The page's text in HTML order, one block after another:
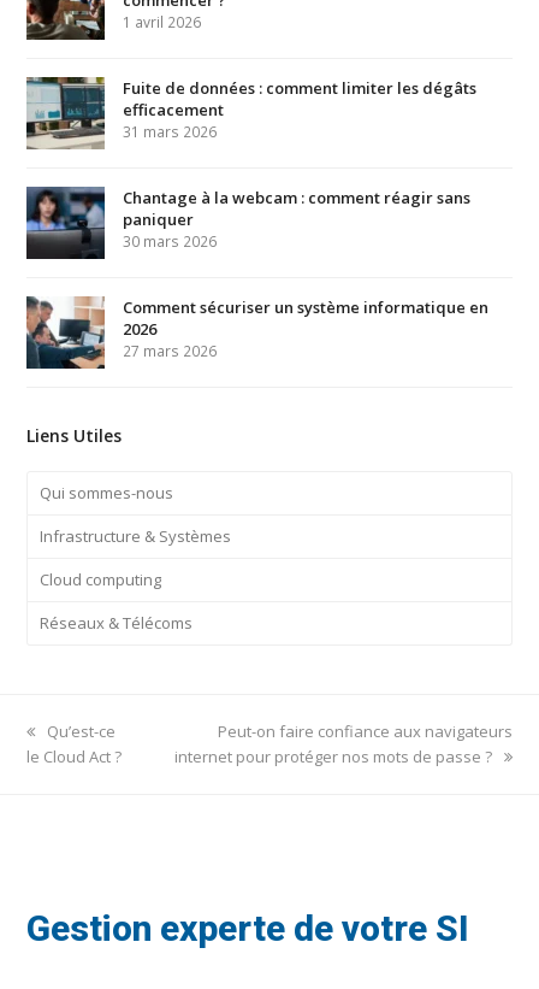
1 avril 2026
Fuite de données : comment limiter les dégâts
efficacement
31 mars 2026
Chantage à la webcam : comment réagir sans
paniquer
30 mars 2026
Comment sécuriser un système informatique en
2026
27 mars 2026
Liens Utiles
Qui sommes-nous
Infrastructure & Systèmes
Cloud computing
Réseaux & Télécoms
previous
post:
Qu’est-ce
le Cloud Act ?
next
post:
Peut-on faire confiance aux navigateurs
internet pour protéger nos mots de passe ?
Gestion experte de votre SI